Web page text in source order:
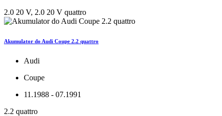
2.0 20 V, 2.0 20 V quattro
Akumulator do Audi Coupe 2.2 quattro
Audi
Coupe
11.1988 - 07.1991
2.2 quattro